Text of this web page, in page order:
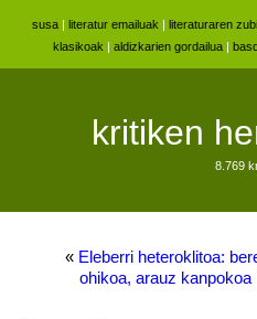
susa | literatur emailuak | literaturaren
klasikoak | aldizkarien gordailua |
kritiken
8.769
« Eleberri heteroklitoa:
ohikoa, arauz kanpokoa